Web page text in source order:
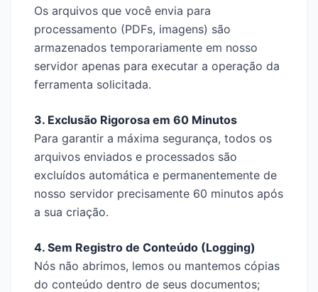
Os arquivos que você envia para
processamento (PDFs, imagens) são
armazenados temporariamente em nosso
servidor apenas para executar a operação da
ferramenta solicitada.
3. Exclusão Rigorosa em 60 Minutos
Para garantir a máxima segurança, todos os
arquivos enviados e processados são
excluídos automática e permanentemente de
nosso servidor precisamente 60 minutos após
a sua criação.
4. Sem Registro de Conteúdo (Logging)
Nós não abrimos, lemos ou mantemos cópias
do conteúdo dentro de seus documentos;